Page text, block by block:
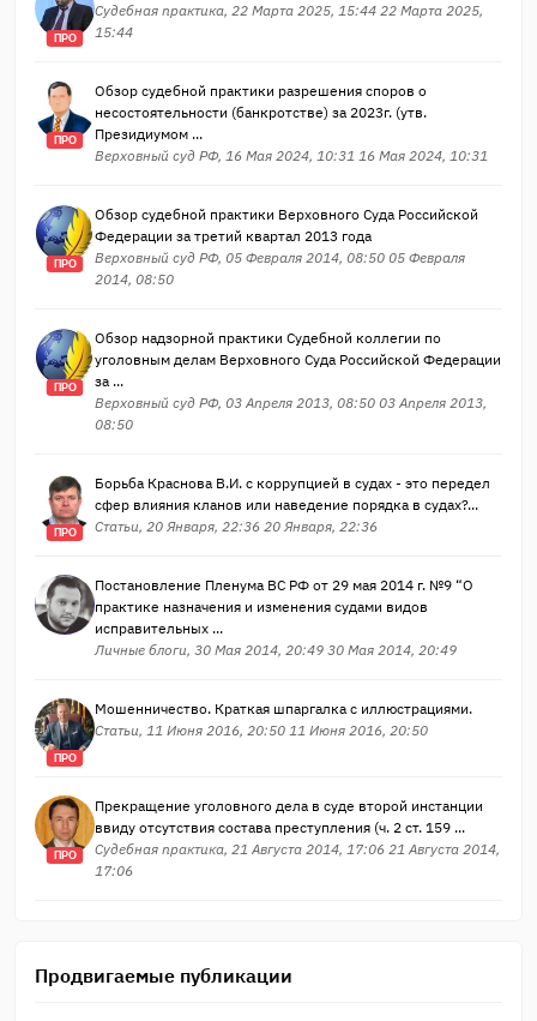
ПРО
Судебная практика, 22 Марта 2025, 15:44 22 Марта 2025,
15:44
ПРО
Обзор судебной практики разрешения споров о
несостоятельности (банкротстве) за 2023г. (утв.
Президиумом ...
Верховный суд РФ, 16 Мая 2024, 10:31 16 Мая 2024, 10:31
ПРО
Обзор судебной практики Верховного Суда Российской
Федерации за третий квартал 2013 года
Верховный суд РФ, 05 Февраля 2014, 08:50 05 Февраля
2014, 08:50
ПРО
Обзор надзорной практики Судебной коллегии по
уголовным делам Верховного Суда Российской Федерации
за ...
Верховный суд РФ, 03 Апреля 2013, 08:50 03 Апреля 2013,
08:50
ПРО
Борьба Краснова В.И. с коррупцией в судах - это передел
сфер влияния кланов или наведение порядка в судах?...
Статьи, 20 Января, 22:36 20 Января, 22:36
Постановление Пленума ВС РФ от 29 мая 2014 г. №9 “О
практике назначения и изменения судами видов
исправительных ...
Личные блоги, 30 Мая 2014, 20:49 30 Мая 2014, 20:49
ПРО
Мошенничество. Краткая шпаргалка с иллюстрациями.
Статьи, 11 Июня 2016, 20:50 11 Июня 2016, 20:50
ПРО
Прекращение уголовного дела в суде второй инстанции
ввиду отсутствия состава преступления (ч. 2 ст. 159 ...
Судебная практика, 21 Августа 2014, 17:06 21 Августа 2014,
17:06
Продвигаемые публикации